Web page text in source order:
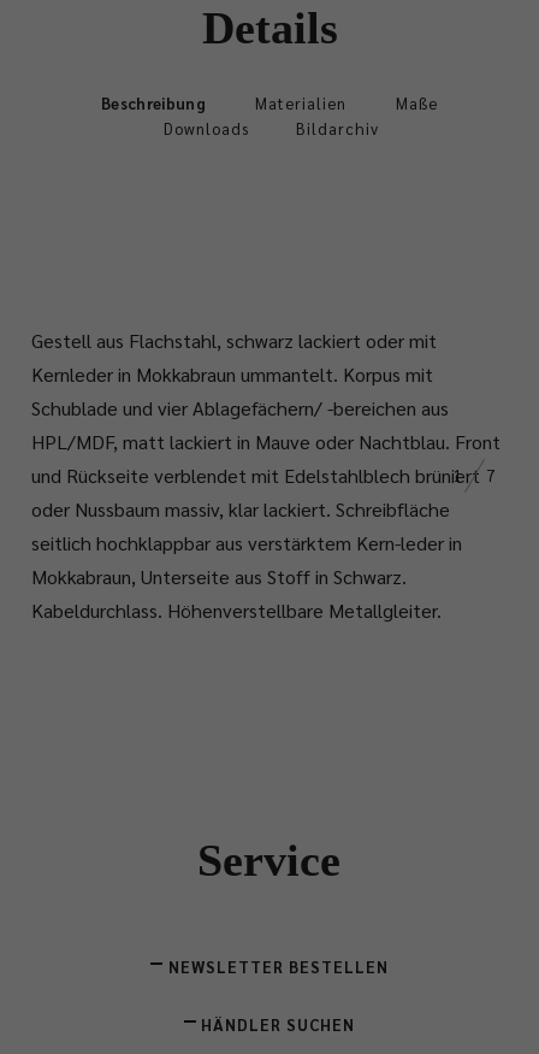
Details
Beschreibung Materialien
Maße
Downloads
Bildarchiv
1 7
Gestell aus Flachstahl, schwarz lackiert oder mit
Kernleder in Mokkabraun ummantelt. Korpus mit
Schublade und vier Ablagefächern/ -bereichen aus
HPL/MDF, matt lackiert in Mauve oder Nachtblau. Front
und Rückseite verblendet mit Edelstahlblech brüniert
oder Nussbaum massiv, klar lackiert. Schreibfläche
seitlich hochklappbar aus verstärktem Kern-leder in
Mokkabraun, Unterseite aus Stoff in Schwarz.
Kabeldurchlass. Höhenverstellbare Metallgleiter.
Service
NEWSLETTER BESTELLEN
HÄNDLER SUCHEN